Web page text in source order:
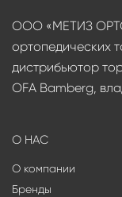
ООО «МЕТИЗ
ортопедических
дистрибьютор
OFA Bamberg,
О НАС
О компании
Бренды